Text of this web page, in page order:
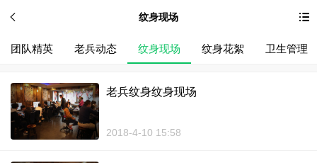
纹身现场
团队精英 老兵动态 纹身现场 纹身花絮 卫生管理
老兵纹身纹身现场
2018-4-10 15:58